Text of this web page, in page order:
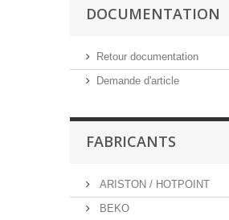
DOCUMENTATION
Retour documentation
Demande d'article
FABRICANTS
ARISTON / HOTPOINT
BEKO